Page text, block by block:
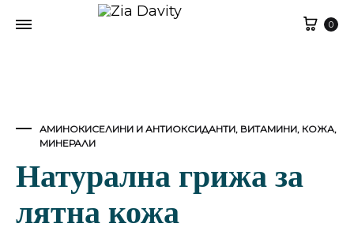
0
АМИНОКИСЕЛИНИ И АНТИОКСИДАНТИ, ВИТАМИНИ, КОЖА,
МИНЕРАЛИ
Натурална грижа за
лятна кожа